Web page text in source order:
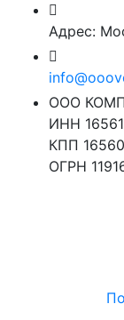
Адрес:
ООО
ИНН
КПП
ОГРН